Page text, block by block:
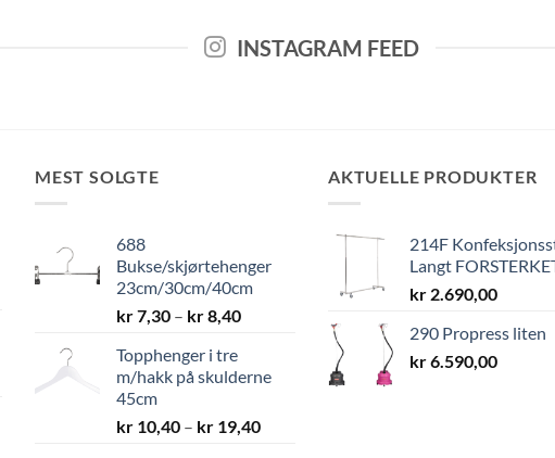
INSTAGRAM FEED
MEST SOLGTE
688
Bukse/skjørtehenger
23cm/30cm/40cm
kr7,30 – kr8,40Prisområde:
kr 8,40
Topphenger i tre
m/hakk på skulderne
45cm
kr 10,40 – kr 19,40Prisområde:
AKTUELLE PRODUKTER
214F
Langt
kr 2.690,00
290 Propress liten
kr6.590,00